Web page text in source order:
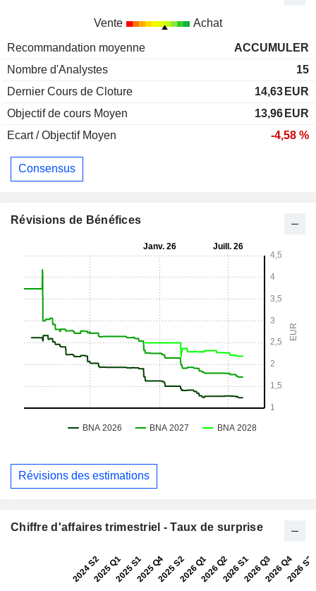
Vente Achat
Recommandation moyenne
ACCUMULER
Nombre d'Analystes
15
Dernier Cours de Cloture
14,63 EUR
Objectif de cours Moyen
13,96 EUR
Ecart / Objectif Moyen
-4,58 %
Consensus
Révisions de Bénéfices
Révisions des estimations
Chiffre d'affaires trimestriel - Taux de surprise